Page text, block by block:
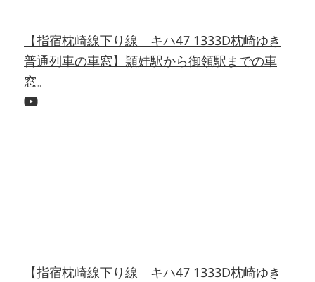
【指宿枕崎線下り線 キハ47 1333D枕崎ゆき
普通列車の車窓】頴娃駅から御領駅までの車
窓。
【指宿枕崎線下り線 キハ47 1333D枕崎ゆき